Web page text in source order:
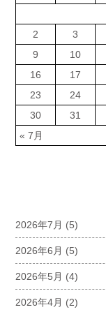
« 7月
2
3
9
10
16
17
23
24
30
31
2026年7月 (5)
2026年6月 (5)
2026年5月 (4)
2026年4月 (2)